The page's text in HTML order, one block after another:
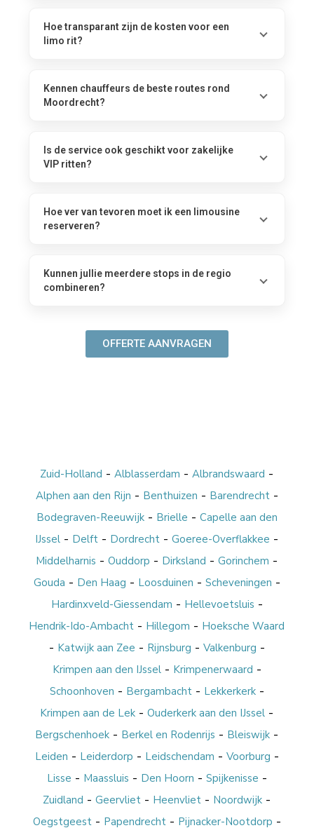
Hoe transparant zijn de kosten voor een
limo rit?
Kennen chauffeurs de beste routes rond
Moordrecht?
Is de service ook geschikt voor zakelijke
VIP ritten?
Hoe ver van tevoren moet ik een limousine
reserveren?
Kunnen jullie meerdere stops in de regio
combineren?
OFFERTE AANVRAGEN
Zuid-Holland -Alblasserdam -Albrandswaard -
Alphen aan den Rijn - Benthuizen - Barendrecht-
Bodegraven-Reeuwijk- Brielle - Capelle aan den
IJssel - Delft - Dordrecht -Goeree-Overflakkee -
Middelharnis -Ouddorp - Dirksland -Gorinchem -
Gouda - Den Haag - Loosduinen - Scheveningen -
Hardinxveld-Giessendam - Hellevoetsluis -
Hendrik-Ido-Ambacht - Hillegom - Hoeksche Waard
- Katwijk aan Zee - Rijnsburg - Valkenburg -
Krimpen aan den IJssel- Krimpenerwaard -
Schoonhoven - Bergambacht- Lekkerkerk-
Krimpen aan de Lek -Ouderkerk aan den IJssel -
Bergschenhoek - Berkel en Rodenrijs - Bleiswijk -
Leiden - Leiderdorp - Leidschendam - Voorburg -
Lisse - Maassluis - Den Hoorn - Spijkenisse -
Zuidland -Geervliet - Heenvliet - Noordwijk -
Oegstgeest- Papendrecht- Pijnacker-Nootdorp -